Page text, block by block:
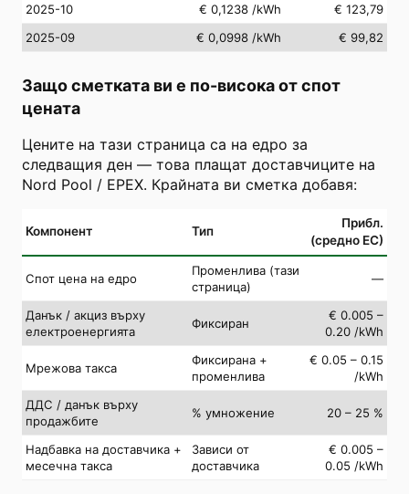
2025-10
€ 0,1238 /kWh
€ 123,79
2025-09
€ 0,0998 /kWh € 99,82
Защо сметката ви е по-висока от спот
цената
Цените на тази страница са на едро за
следващия ден — това плащат доставчиците на
Nord Pool / EPEX. Крайната ви сметка добавя:
Компонент Тип
Прибл.
(средно ЕС)
Спот цена на едро
Променлива (тази
страница)
—
Данък / акциз върху
електроенергията
Фиксиран
€ 0.005 –
0.20 /kWh
Мрежова такса
Фиксирана +
променлива
€ 0.05 – 0.15
/kWh
ДДС / данък върху
продажбите
% умножение 20 – 25 %
Надбавка на доставчика +
месечна такса
Зависи от
доставчика
€ 0.005 –
0.05 /kWh